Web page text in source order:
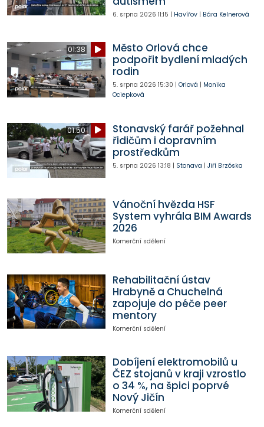
6. srpna 2026 11:15 | Havířov| Bára Kelnerová
01:38
Město Orlová chce
podpořit bydlení mladých
rodin
5. srpna 2026 15:30 | Orlová | Monika
Ociepková
01:50
Stonavský farář požehnal
řidičům i dopravním
prostředkům
5. srpna 2026 13:18 | Stonava | Jiří Brzóska
Vánoční hvězda HSF
System vyhrála BIM Awards
2026
Komerční sdělení
Rehabilitační ústav
Hrabyně a Chuchelná
zapojuje do péče peer
mentory
Komerční sdělení
Dobíjení elektromobilů u
ČEZ stojanů v kraji vzrostlo
o 34 %, na špici poprvé
Nový Jičín
Komerční sdělení